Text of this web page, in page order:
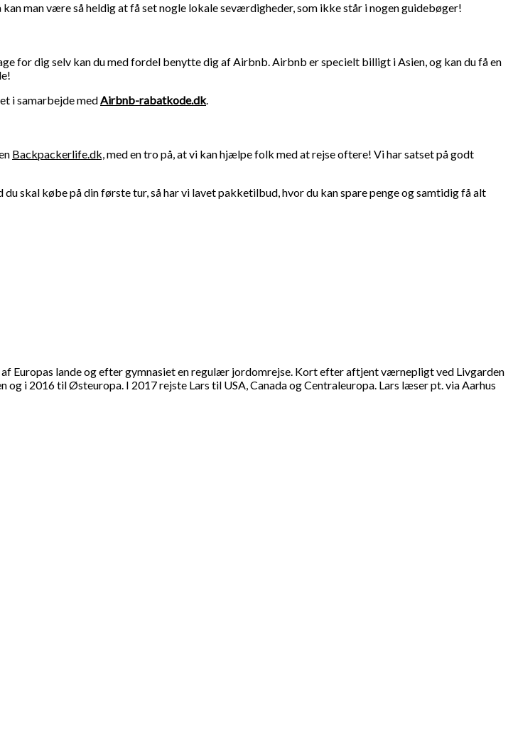
man være så heldig at få set nogle lokale seværdigheder, som ikke står i nogen guidebøger!
for dig selv kan du med fordel benytte dig af Airbnb. Airbnb er specielt billigt i Asien, og kan du få en
i samarbejde medAirbnb-rabatkode.dk.
Backpackerlife.dk, med en tro på, at vi kan hjælpe folk med at rejse oftere! Vi har satset på godt
skal købe på din første tur, så har vi lavet pakketilbud, hvor du kan spare penge og samtidig få alt
Europas lande og efter gymnasiet en regulær jordomrejse. Kort efter aftjent værnepligt ved Livgarden
i 2016 til Østeuropa. I 2017 rejste Lars til USA, Canada og Centraleuropa. Lars læser pt. via Aarhus